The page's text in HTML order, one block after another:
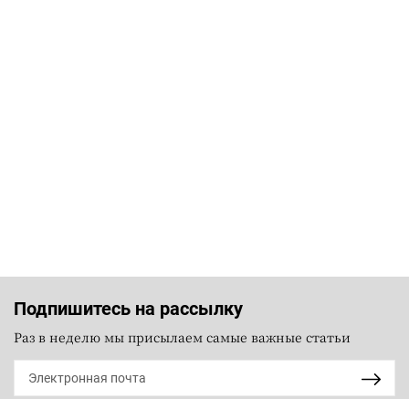
Подпишитесь на рассылку
Раз в неделю мы присылаем самые важные статьи